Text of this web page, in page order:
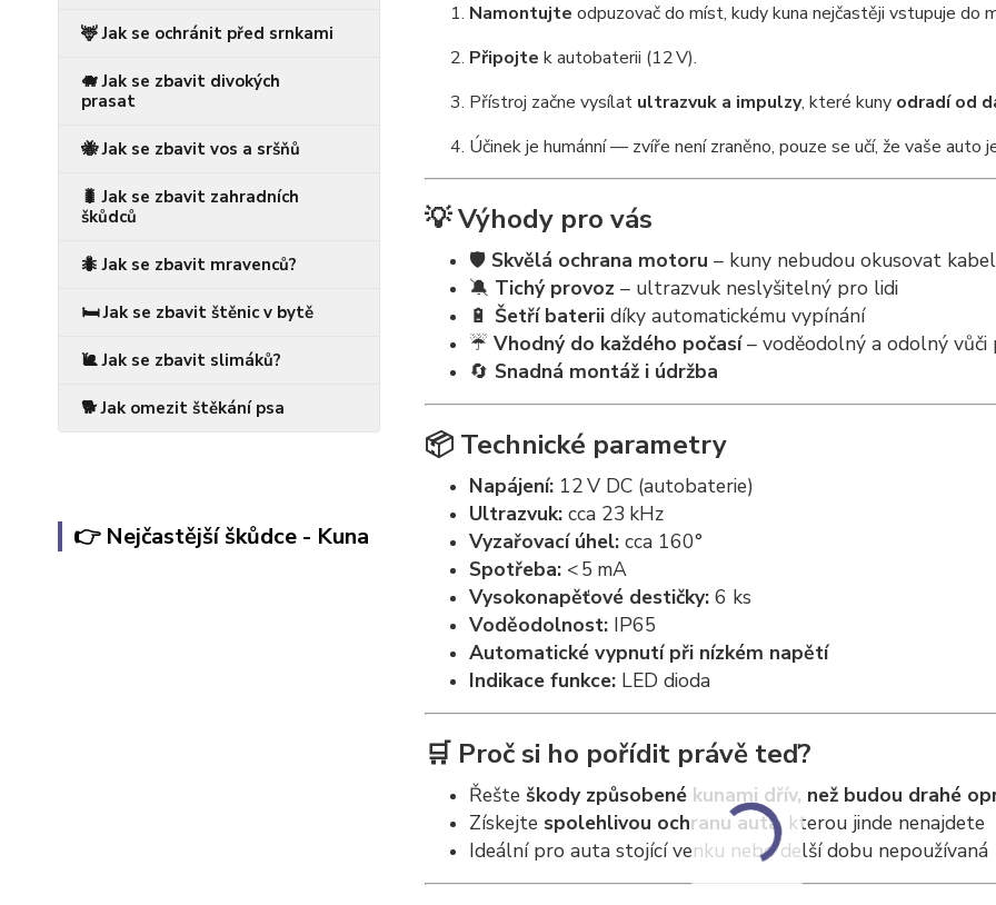
🦌 Jak se ochránit před srnkami
🐗 Jak se zbavit divokých
prasat
🐝 Jak se zbavit vos a sršňů
🐛 Jak se zbavit zahradních
škůdců
🐜 Jak se zbavit mravenců?
🛏️ Jak se zbavit štěnic v bytě
🐌 Jak se zbavit slimáků?
🐕 Jak omezit štěkání psa
👉 Nejčastější škůdce - Kuna
Namontujte odpuzovač do míst, kudy kuna nejčastěji vstupuje do
Připojte k autobaterii (12 V).
Přístroj začne vysílat ultrazvuk a impulzy, které kuny odradí od
Účinek je humánní — zvíře není zraněno, pouze se učí, že vaše auto
💡Výhody pro vás
🛡️ Skvělá ochrana motoru – kuny nebudou okusovat
🔕 Tichý provoz – ultrazvuk neslyšitelný pro lidi
🔋 Šetří bateriidíky automatickému vypínání
☔ Vhodný do každého počasí– voděodolný a odolný vůči
🔄 Snadná montáž i údržba
📦 Technické parametry
Napájení:12 V DC (autobaterie)
Ultrazvuk:cca 23 kHz
Vyzařovací úhel:cca 160°
Spotřeba:< 5 mA
Vysokonapěťové destičky:6 ks
Voděodolnost:IP65
Automatické vypnutí při nízkém napětí
Indikace funkce:LED dioda
🛒 Proč si ho pořídit právě teď?
Řešte škody způsobené kunami dřív, než budou drahé
Získejte spolehlivou ochranu auta, kterou jinde nenajdete
Ideální pro auta stojící venku nebo delší dobu nepoužívaná